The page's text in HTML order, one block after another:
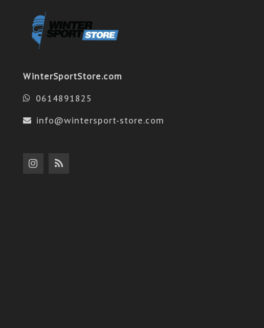
WinterSportStore.com
0614891825
info@wintersport-store.com